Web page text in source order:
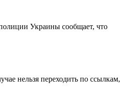
Украины сообщает, что
нельзя переходить по ссылкам,